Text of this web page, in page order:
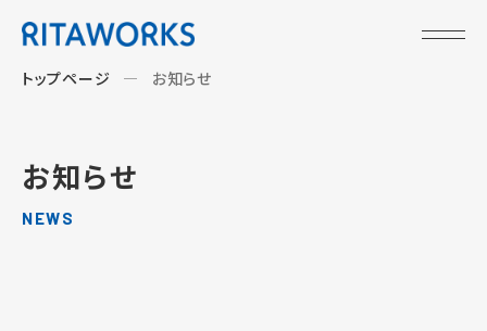
トップページ お知らせ
お知らせ
NEWS